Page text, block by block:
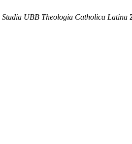
Studia UBB Theologia Catholica Latina